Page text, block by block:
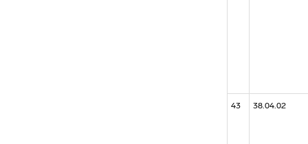
43 38.04.02